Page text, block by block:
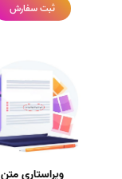
ثبت سفارش
ویراستاری متن